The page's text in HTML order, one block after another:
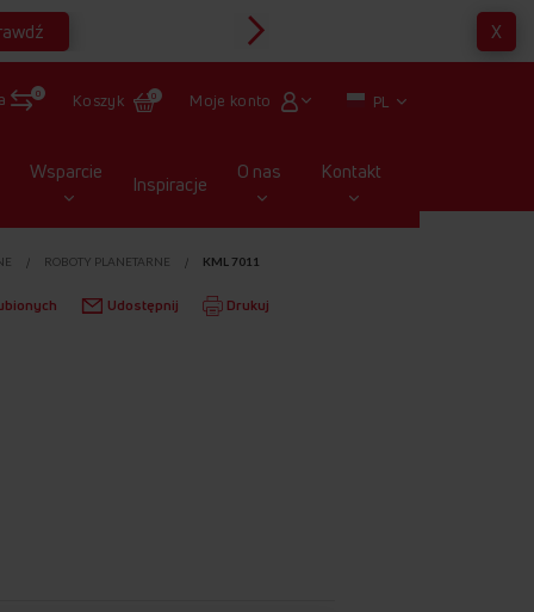
X
0 Koszyk 0 Moje konto PL
Wsparcie Inspiracje O nas Kontakt
ROBOTY PLANETARNE KML 7011
Udostępnij Drukuj